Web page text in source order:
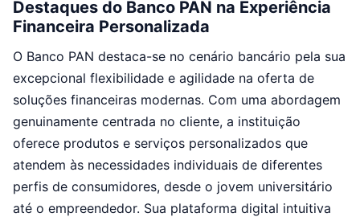
Destaques do Banco PAN na Experiência
Financeira Personalizada
O Banco PAN destaca-se no cenário bancário pela sua
excepcional flexibilidade e agilidade na oferta de
soluções financeiras modernas. Com uma abordagem
genuinamente centrada no cliente, a instituição
oferece produtos e serviços personalizados que
atendem às necessidades individuais de diferentes
perfis de consumidores, desde o jovem universitário
até o empreendedor. Sua plataforma digital intuitiva